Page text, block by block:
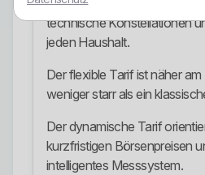
Der Wärmepumpentarif
technische Konstellationen
jeden Haushalt.
Der flexible Tarif ist näher
weniger starr als ein
Der dynamische Tarif
kurzfristigen Börsenpreisen
intelligentes Messsystem.